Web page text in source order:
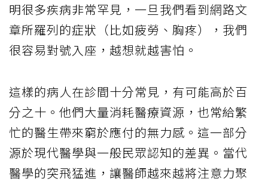
明很多疾病非常罕見，一旦我們看到網路文
章所羅列的症狀（比如疲勞、胸疼），我們
很容易對號入座，越想就越害怕。
這樣的病人在診間十分常見，有可能高於百
分之十。他們大量消耗醫療資源，也常給繁
忙的醫生帶來窮於應付的無力感。這一部分
源於現代醫學與一般民眾認知的差異。當代
醫學的突飛猛進，讓醫師越來越將注意力聚